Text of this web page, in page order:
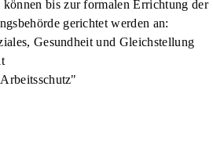
bis zur formalen Errichtung der
gerichtet werden an:
Gesundheit und Gleichstellung